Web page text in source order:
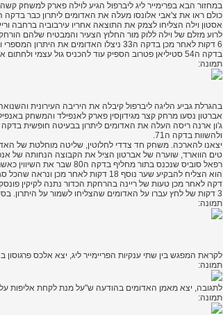
במחזור הבא בפרימייר ליג ליברפול הגיע לוילה פארק למשחק
כולם ראו את צ'אבי אלונסו מעלה את האדומים ליתרון כבר
אסטון וילה הצליחו לצמק את התוצאה אחריו עירבוביה ברחבה וריינה לא
לרוע מזלם של וילה ללוק מור החלוץ הצעיר והמבטיח שלהם הורחק בדקה ה27 ונראה שהקאמבק של אסטון
6 דקות לאחר מכן בדקה ה33 ניצלו האדומים את היתרון המספרי ורפאלח סוביס העלה את היתרון ל3-1.
בדקה ה54 סטיליאן פטרוב הספיק עוד להכניס גול עצמי ולחתום את תוצאת המשחק 4-1.
תמונה:
בהגרלת גביע הליגה ליברפול קיבלה את היריבה העירונית
אברטון נסעו מרחק קצר מגידוןסין פארק לאנפילד והמשחק
ולהשוות בדקה ה71.
יצאנו להארכה. משחק חד צדדי לחלוטין, שליטה מוחלטת של
טים הווארד, שוערה של אברטון הציל את הקבוצה הנחותה של
רפאל סוביס שנכנס בתור מחליף בדקה ה80 שבר את השיווין כאשר העלה את היתרון לאדומים בדקה ה100.
הוא הצליח להבקיע שער נוסף 18 דקות לאחר מכן ונראה שהכל סגור.
דקה לאחר מכן טעות של ריינה בהרחקת הכדור נתנה לקיקין פונסקה את
3 דקות של לחץ עברו על האדומים שהצליחו לשמור על היתרון. בסיום 3-2.
תמונה:
לקראת המפגש בין שתי ענקיות הפריימייר ליג, יצא אלכס
תמונה:
לתגובה, יצא מאמן האדומים בהודעה ש"על מנת לקחת אליפות
תמונה: